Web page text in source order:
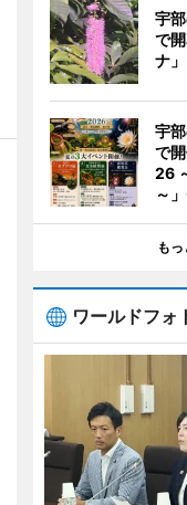
宇
で
ナ」
宇
で
26
～
も
ワールドフォ